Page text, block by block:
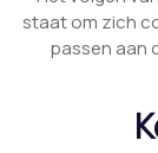
staat om zich
passen aan